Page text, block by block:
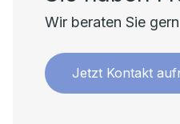
Wir beraten Sie
Jetzt Kontakt